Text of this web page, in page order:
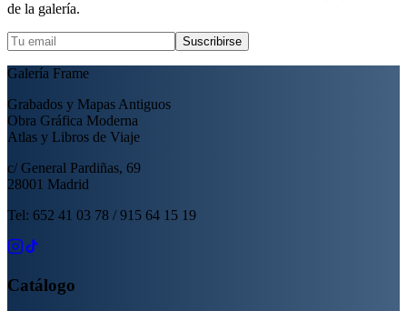
de la galería.
Suscribirse
Galería Frame
Grabados y Mapas Antiguos
Obra Gráfica Moderna
Atlas y Libros de Viaje
c/ General Pardiñas, 69
28001 Madrid
Tel: 652 41 03 78 / 915 64 15 19
Catálogo